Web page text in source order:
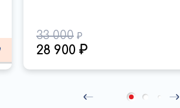
33 000
28 900